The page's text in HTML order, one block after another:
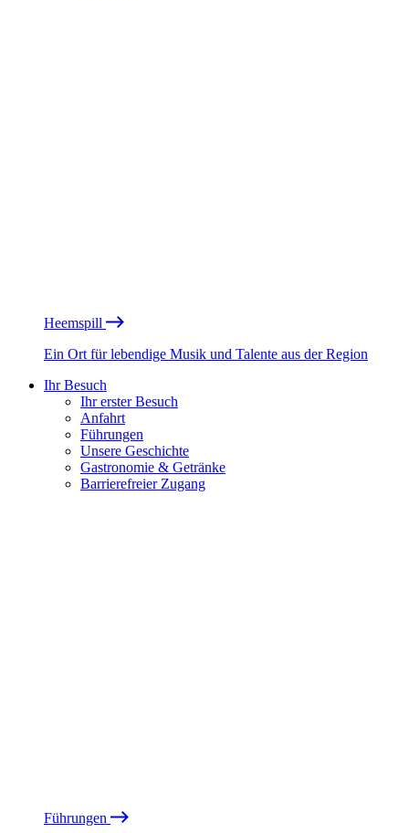
Heemspill
Ein Ort für lebendige Musik und Talente aus der Region
Ihr Besuch
Ihr erster Besuch
Anfahrt
Führungen
Unsere Geschichte
Gastronomie & Getränke
Barrierefreier Zugang
Führungen